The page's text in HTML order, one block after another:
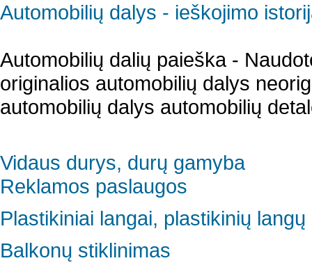
Automobilių dalys - ieškojimo
Automobilių dalių paieška -
originalios automobilių dalys
automobilių dalys automobilių
Vidaus durys, durų gamyba
Reklamos paslaugos
Plastikiniai langai, plastikinių
Balkonų stiklinimas